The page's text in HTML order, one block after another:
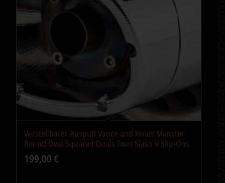
Verstellbarer Auspuff Vance and Hines Monster
Round Oval Squared Duals Twin Slash V Slip-Ons
199,00€